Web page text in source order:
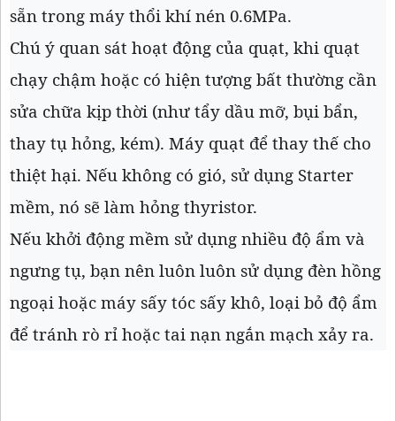
sẵn trong máy thổi khí nén 0.6MPa.
Chú ý quan sát hoạt động của quạt, khi quạt
chạy chậm hoặc có hiện tượng bất thường cần
sửa chữa kịp thời (như tẩy dầu mỡ, bụi bẩn,
thay tụ hỏng, kém). Máy quạt để thay thế cho
thiệt hại. Nếu không có gió, sử dụng Starter
mềm, nó sẽ làm hỏng thyristor.
Nếu khởi động mềm sử dụng nhiều độ ẩm và
ngưng tụ, bạn nên luôn luôn sử dụng đèn hồng
ngoại hoặc máy sấy tóc sấy khô, loại bỏ độ ẩm
để tránh rò rỉ hoặc tai nạn ngắn mạch xảy ra.